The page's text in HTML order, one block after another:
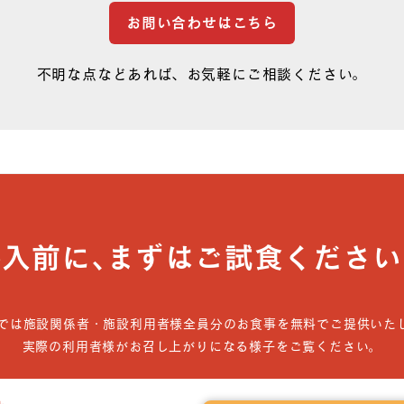
お問い合わせはこちら
不明な点などあれば、お気軽にご相談ください。
前に､まずはご試食ください
は施設関係者・施設利用者様全員分のお食事を無料でご提供いたし
実際の利用者様がお召し上がりになる様子をご覧ください。